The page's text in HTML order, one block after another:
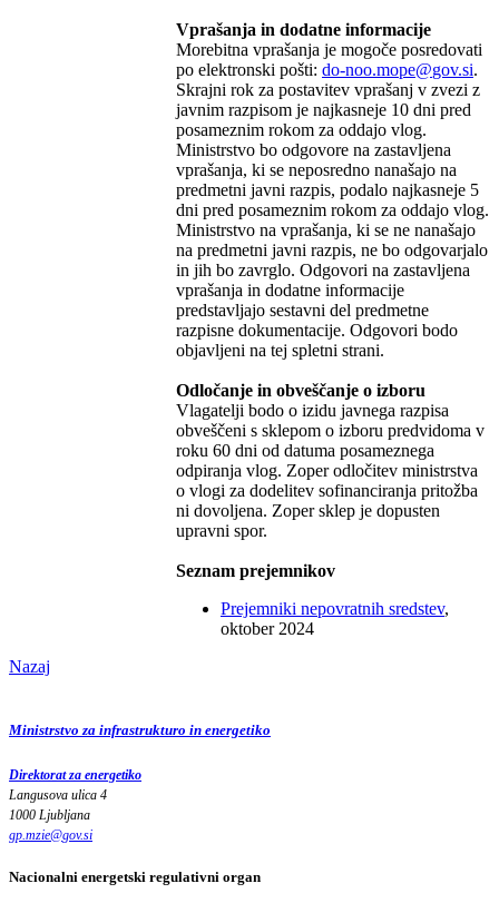
Vprašanja in dodatne informacije
Morebitna vprašanja je mogoče posredovati
po elektronski pošti: do-noo.mope@gov.si.
Skrajni rok za postavitev vprašanj v zvezi z
javnim razpisom je najkasneje 10 dni pred
posameznim rokom za oddajo vlog.
Ministrstvo bo odgovore na zastavljena
vprašanja, ki se neposredno nanašajo na
predmetni javni razpis, podalo najkasneje 5
dni pred posameznim rokom za oddajo vlog.
Ministrstvo na vprašanja, ki se ne nanašajo
na predmetni javni razpis, ne bo odgovarjalo
in jih bo zavrglo. Odgovori na zastavljena
vprašanja in dodatne informacije
predstavljajo sestavni del predmetne
razpisne dokumentacije. Odgovori bodo
objavljeni na tej spletni strani.
Odločanje in obveščanje o izboru
Vlagatelji bodo o izidu javnega razpisa
obveščeni s sklepom o izboru predvidoma v
roku 60 dni od datuma posameznega
odpiranja vlog. Zoper odločitev ministrstva
o vlogi za dodelitev sofinanciranja pritožba
ni dovoljena. Zoper sklep je dopusten
upravni spor.
Seznam prejemnikov
Prejemniki nepovratnih sredstev,
oktober 2024
Nazaj
Ministrstvo za infrastrukturo in energetiko
Direktorat za energetiko
Langusova ulica 4
1000 Ljubljana
gp.mzie@gov.si
Nacionalni energetski regulativni organ